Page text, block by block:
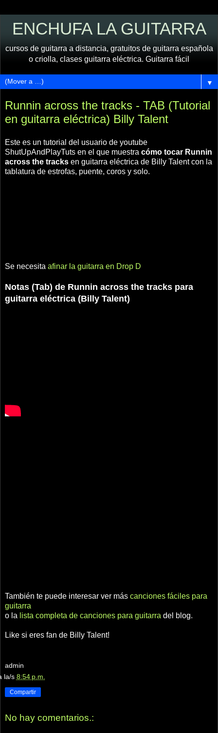
ENCHUFA LA GUITARRA
cursos de guitarra a distancia, gratuitos de guitarra española
o criolla, clases guitarra eléctrica. Guitarra fácil
▼
Runnin across the tracks - TAB (Tutorial
en guitarra eléctrica) Billy Talent
Este es un tutorial del usuario de youtube
ShutUpAndPlayTuts en el que muestra cómo tocar Runnin
across the tracks en guitarra eléctrica de Billy Talent con la
tablatura de estrofas, puente, coros y solo.
Se necesita afinar la guitarra en Drop D
Notas (Tab) de Runnin across the tracks para
guitarra eléctrica (Billy Talent)
También te puede interesar ver más canciones fáciles para
guitarra
o la lista completa de canciones para guitarra del blog.
Like si eres fan de Billy Talent!
admin
la/s 8:54 p.m.
Compartir
No hay comentarios.: